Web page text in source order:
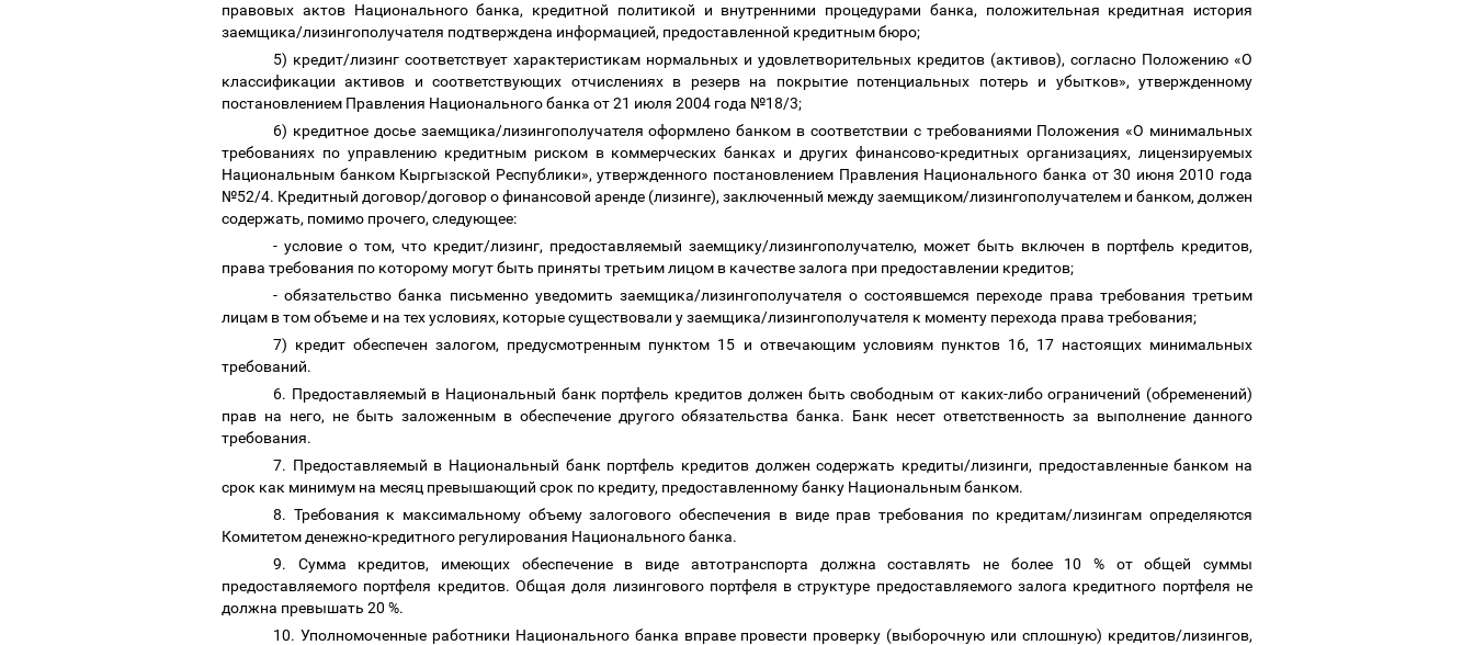
правовых актов Национального банка, кредитной политикой и внутренними процедурами банка, положительная кредитная история
заемщика/лизингополучателя подтверждена информацией, предоставленной кредитным бюро;
5) кредит/лизинг соответствует характеристикам нормальных и удовлетворительных кредитов (активов), согласно Положению «О
классификации активов и соответствующих отчислениях в резерв на покрытие потенциальных потерь и убытков», утвержденному
постановлением Правления Национального банка от 21 июля 2004 года №18/3;
6) кредитное досье заемщика/лизингополучателя оформлено банком в соответствии с требованиями Положения «О минимальных
требованиях по управлению кредитным риском в коммерческих банках и других финансово-кредитных организациях, лицензируемых
Национальным банком Кыргызской Республики», утвержденного постановлением Правления Национального банка от 30 июня 2010 года
№52/4. Кредитный договор/договор о финансовой аренде (лизинге), заключенный между заемщиком/лизингополучателем и банком, должен
содержать, помимо прочего, следующее:
- условие о том, что кредит/лизинг, предоставляемый заемщику/лизингополучателю, может быть включен в портфель кредитов,
права требования по которому могут быть приняты третьим лицом в качестве залога при предоставлении кредитов;
- обязательство банка письменно уведомить заемщика/лизингополучателя о состоявшемся переходе права требования третьим
лицам в том объеме и на тех условиях, которые существовали у заемщика/лизингополучателя к моменту перехода права требования;
7) кредит обеспечен залогом, предусмотренным пунктом 15 и отвечающим условиям пунктов 16, 17 настоящих минимальных
требований.
6. Предоставляемый в Национальный банк портфель кредитов должен быть свободным от каких-либо ограничений (обременений)
прав на него, не быть заложенным в обеспечение другого обязательства банка. Банк несет ответственность за выполнение данного
требования.
7. Предоставляемый в Национальный банк портфель кредитов должен содержать кредиты/лизинги, предоставленные банком на
срок как минимум на месяц превышающий срок по кредиту, предоставленному банку Национальным банком.
8. Требования к максимальному объему залогового обеспечения в виде прав требования по кредитам/лизингам определяются
Комитетом денежно-кредитного регулирования Национального банка.
9. Сумма кредитов, имеющих обеспечение в виде автотранспорта должна составлять не более 10 % от общей суммы
предоставляемого портфеля кредитов. Общая доля лизингового портфеля в структуре предоставляемого залога кредитного портфеля не
должна превышать 20 %.
10. Уполномоченные работники Национального банка вправе провести проверку (выборочную или сплошную) кредитов/лизингов,